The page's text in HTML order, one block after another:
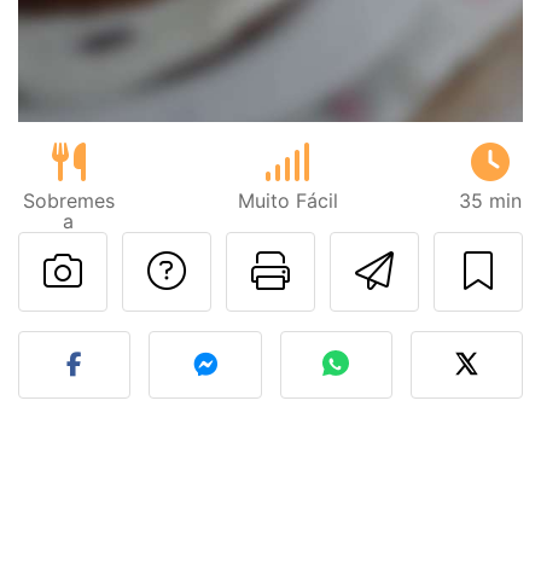
Sobremes
a
Muito Fácil 35 min
Imprima
Falar com o autor
Fez esta receita?